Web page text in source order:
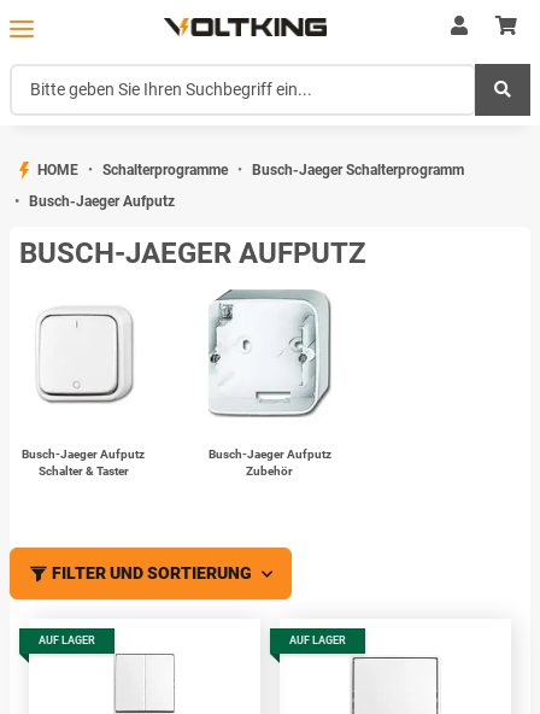
HOME Schalterprogramme
Busch-Jaeger Schalterprogramm
Busch-Jaeger Aufputz
BUSCH-JAEGER AUFPUTZ
Busch-Jaeger Aufputz
Schalter & Taster
Busch-Jaeger Aufputz
Zubehör
FILTER UND SORTIERUNG
AUF LAGER AUF LAGER